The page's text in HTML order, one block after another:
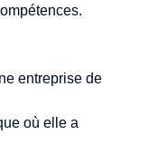
entreprise de
où elle a